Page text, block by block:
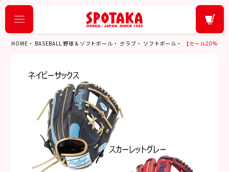
HOME BASEBALL 野球＆ソフトボール グラブ ソフトボール 【セール